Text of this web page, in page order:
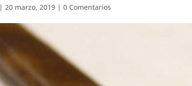
|20 marzo, 2019 |0 Comentarios